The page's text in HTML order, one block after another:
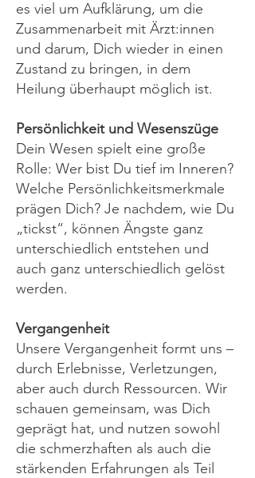
es viel um Aufklärung, um die
Zusammenarbeit mit Ärzt:innen
und darum, Dich wieder in einen
Zustand zu bringen, in dem
Heilung überhaupt möglich ist.
Persönlichkeit und Wesenszüge
Dein Wesen spielt eine große
Rolle: Wer bist Du tief im Inneren?
Welche Persönlichkeitsmerkmale
prägen Dich? Je nachdem, wie Du
„tickst“, können Ängste ganz
unterschiedlich entstehen und
auch ganz unterschiedlich gelöst
werden.
Vergangenheit
Unsere Vergangenheit formt uns –
durch Erlebnisse, Verletzungen,
aber auch durch Ressourcen. Wir
schauen gemeinsam, was Dich
geprägt hat, und nutzen sowohl
die schmerzhaften als auch die
stärkenden Erfahrungen als Teil